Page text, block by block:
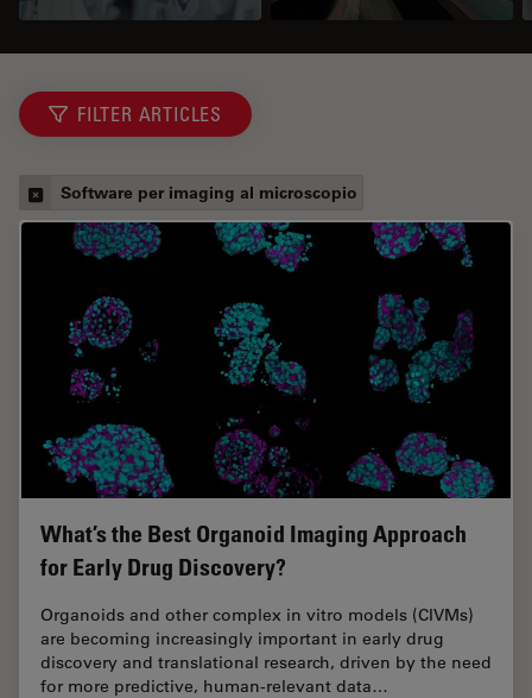
FILTER ARTICLES
Software per imaging al microscopio
What’s the Best Organoid Imaging Approach
for Early Drug Discovery?
Organoids and other complex in vitro models (CIVMs)
are becoming increasingly important in early drug
discovery and translational research, driven by the need
for more predictive, human-relevant data…